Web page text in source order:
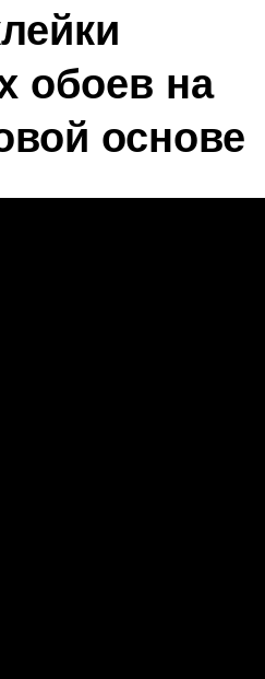
обоев на
основе